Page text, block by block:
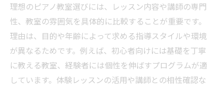
理想のピアノ教室選びには、レッスン内容や講師の専門
性、教室の雰囲気を具体的に比較することが重要です。
理由は、目的や年齢によって求める指導スタイルや環境
が異なるためです。例えば、初心者向けには基礎を丁寧
に教える教室、経験者には個性を伸ばすプログラムが適
しています。体験レッスンの活用や講師との相性確認な